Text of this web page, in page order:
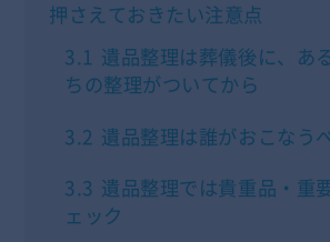
押さえておきたい注意点
3.1 遺品整理は葬儀後に、あ
ちの整理がついてから
3.2 遺品整理は誰がおこなう
3.3 遺品整理では貴重品・重
ェック